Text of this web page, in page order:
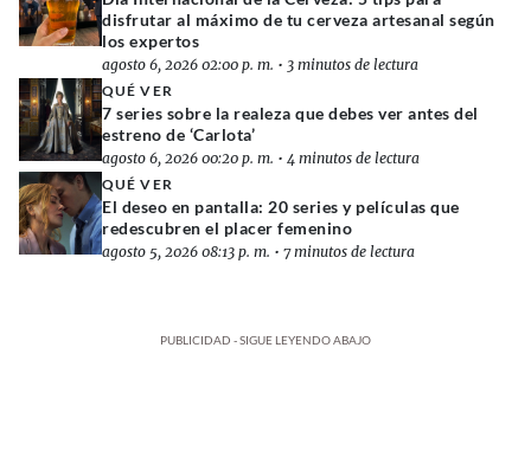
disfrutar al máximo de tu cerveza artesanal según
los expertos
agosto 6, 2026 02:00 p. m. • 3 minutos de lectura
QUÉ VER
7 series sobre la realeza que debes ver antes del
estreno de ‘Carlota’
agosto 6, 2026 00:20 p. m. • 4 minutos de lectura
QUÉ VER
El deseo en pantalla: 20 series y películas que
redescubren el placer femenino
agosto 5, 2026 08:13 p. m. • 7 minutos de lectura
PUBLICIDAD - SIGUE LEYENDO ABAJO